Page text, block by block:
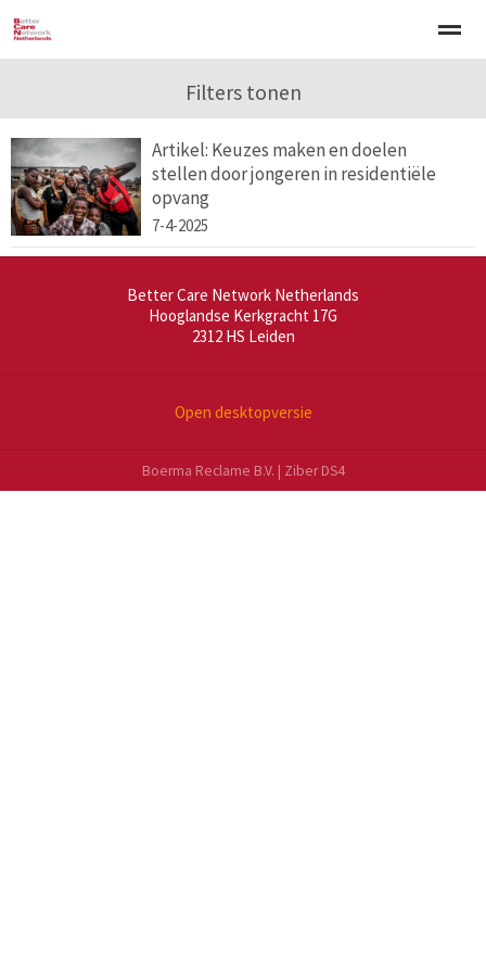
Werken met kinderen
Home Nieuws Agenda E-mail
Filters tonen
Artikel: Keuzes maken en doelen
stellen door jongeren in residentiële
opvang
7-4-2025
Better Care Network Netherlands
Hooglandse Kerkgracht 17G
2312 HS Leiden
Open desktopversie
Boerma Reclame B.V. | Ziber DS4